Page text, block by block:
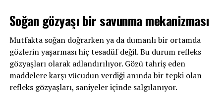
Soğan gözyaşı bir savunma mekanizması
Mutfakta soğan doğrarken ya da dumanlı bir ortamda
gözlerin yaşarması hiç tesadüf değil. Bu durum refleks
gözyaşları olarak adlandırılıyor. Gözü tahriş eden
maddelere karşı vücudun verdiği anında bir tepki olan
refleks gözyaşları, saniyeler içinde salgılanıyor.